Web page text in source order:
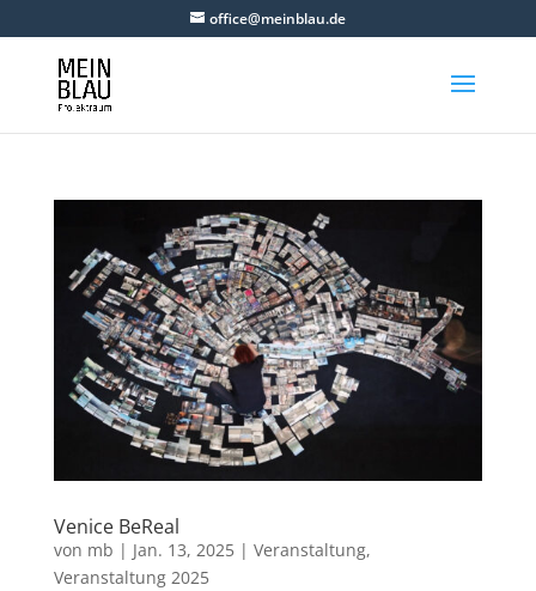
office@meinblau.de
Venice BeReal
von mb | Jan. 13, 2025| Veranstaltung,
Veranstaltung 2025